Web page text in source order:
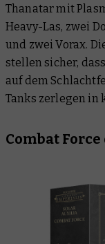
Thanatar mit
Heavy-Las, zwei
und zwei Vorax.
stellen sicher,
auf dem
Tanks zerlegen in
Combat